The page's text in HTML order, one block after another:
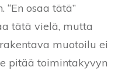
osaa tätä”
tätä vielä, mutta
muotoilu ei
pitää toimintakyvyn